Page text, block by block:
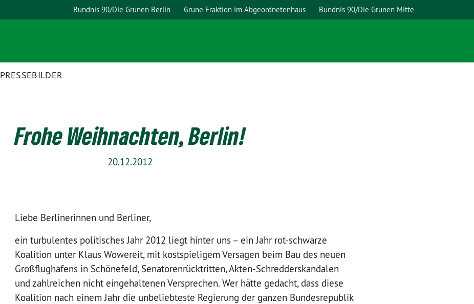
Bündnis 90/Die Grünen Berlin Grüne Fraktion im Abgeordnetenhaus Bündnis 90/Die Grünen Mitte
PRESSEBILDER
Frohe Weihnachten, Berlin!
20.12.2012
Liebe Berlinerinnen und Berliner,
ein turbulentes politisches Jahr 2012 liegt hinter uns – ein Jahr rot-schwarze
Koalition unter Klaus Wowereit, mit kostspieligem Versagen beim Bau des neuen
Großflughafens in Schönefeld, Senatorenrücktritten, Akten-Schredderskandalen
und zahlreichen nicht eingehaltenen Versprechen. Wer hätte gedacht, dass diese
Koalition nach einem Jahr die unbeliebteste Regierung der ganzen Bundesrepublik